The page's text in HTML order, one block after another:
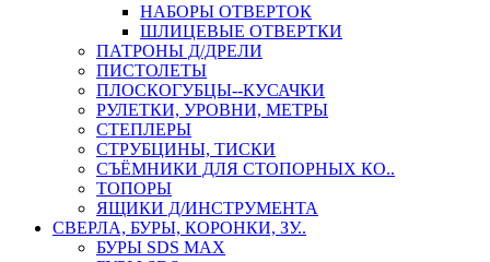
НАБОРЫ ОТВЕРТОК
ШЛИЦЕВЫЕ ОТВЕРТКИ
ПАТРОНЫ Д/ДРЕЛИ
ПИСТОЛЕТЫ
ПЛОСКОГУБЦЫ--КУСАЧКИ
РУЛЕТКИ, УРОВНИ, МЕТРЫ
СТЕПЛЕРЫ
СТРУБЦИНЫ, ТИСКИ
СЪЁМНИКИ ДЛЯ СТОПОРНЫХ КО..
ТОПОРЫ
ЯЩИКИ Д/ИНСТРУМЕНТА
СВЕРЛА, БУРЫ, КОРОНКИ, ЗУ..
БУРЫ SDS MAX